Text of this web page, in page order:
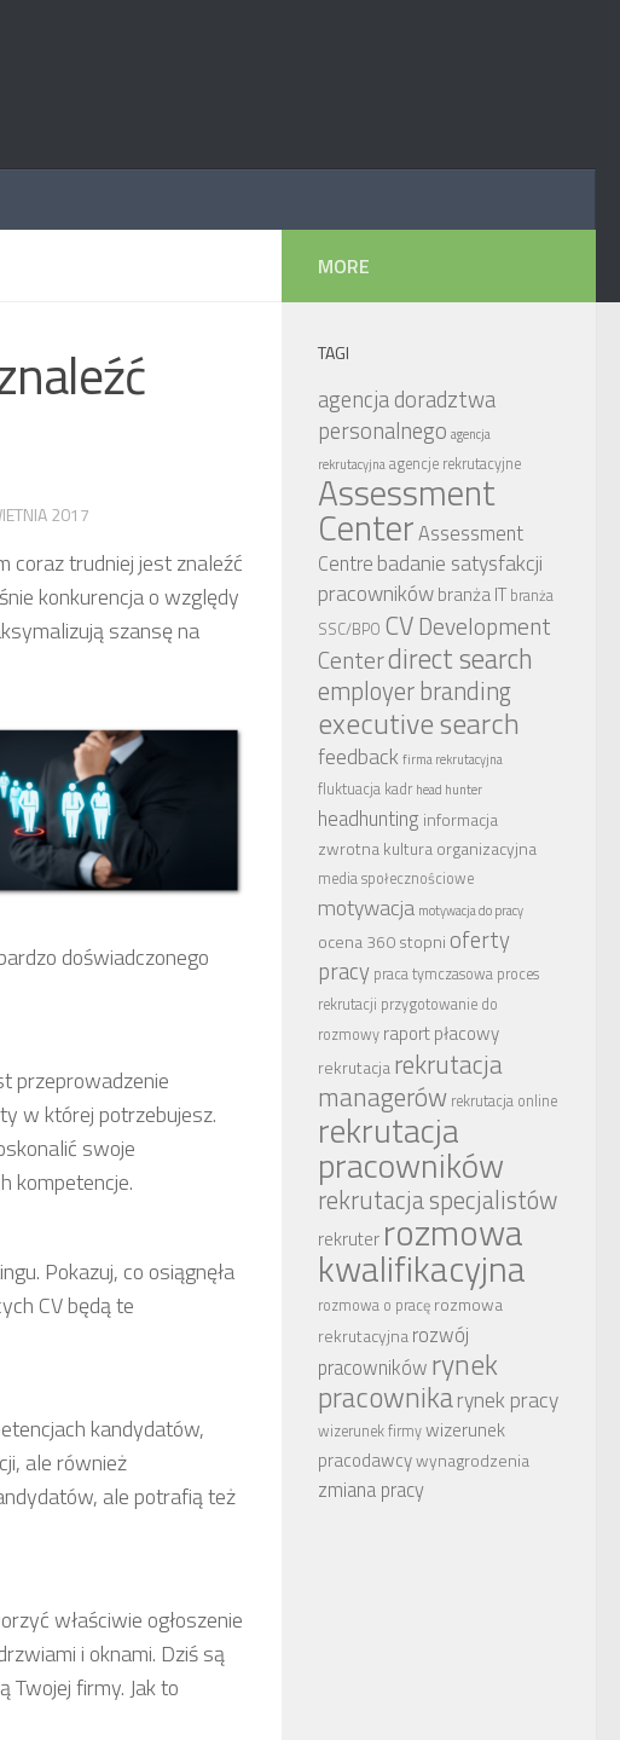
2017
coraz trudniej jest znaleźć
konkurencja o względy
szansę na
doświadczonego
przeprowadzenie
w której potrzebujesz.
swoje
kompetencje.
Pokazuj, co osiągnęła
CV będą te
kandydatów,
ale również
ale potrafią też
właściwie ogłoszenie
i oknami. Dziś są
Twojej firmy. Jak to
MORE
TAGI
agencja doradztwa
personalnego agencja
rekrutacyjnaagencje rekrutacyjne
Assessment
CenterAssessment
Centre badanie satysfakcji
pracownikówbranża IT branża
SSC/BPO CV Development
Centerdirect search
employer branding
executive search
feedback firma rekrutacyjna
fluktuacja kadr head hunter
headhunting informacja
zwrotnakultura organizacyjna
media społecznościowe
motywacja motywacja do pracy
ocena 360 stopni oferty
pracy praca tymczasowa proces
rekrutacji przygotowanie do
rozmowy raport płacowy
rekrutacjarekrutacja
managerów rekrutacja online
rekrutacja
pracowników
rekrutacja specjalistów
rekruter rozmowa
kwalifikacyjna
rozmowa o pracę rozmowa
rekrutacyjnarozwój
pracowników rynek
pracownikarynek pracy
wizerunek firmywizerunek
pracodawcywynagrodzenia
zmiana pracy